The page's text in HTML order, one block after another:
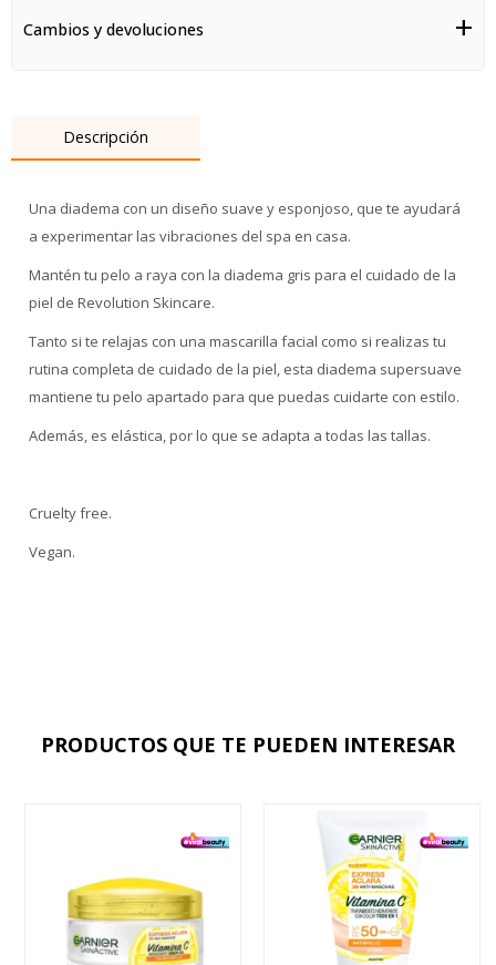
Cambios y devoluciones
Descripción
Una diadema con un diseño suave y esponjoso, que te ayudará
a experimentar las vibraciones del spa en casa.
Mantén tu pelo a raya con la diadema gris para el cuidado de la
piel de Revolution Skincare.
Tanto si te relajas con una mascarilla facial como si realizas tu
rutina completa de cuidado de la piel, esta diadema supersuave
mantiene tu pelo apartado para que puedas cuidarte con estilo.
Además, es elástica, por lo que se adapta a todas las tallas.
Cruelty free.
Vegan.
PRODUCTOS QUE TE PUEDEN INTERESAR